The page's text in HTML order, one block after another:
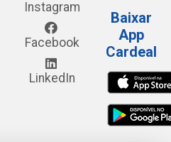
Instagram
Facebook
LinkedIn
Baixar
App
Cardeal